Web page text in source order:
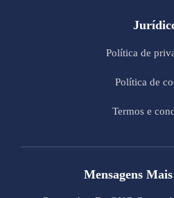
Política de
Política de
Termos e
Mensagens